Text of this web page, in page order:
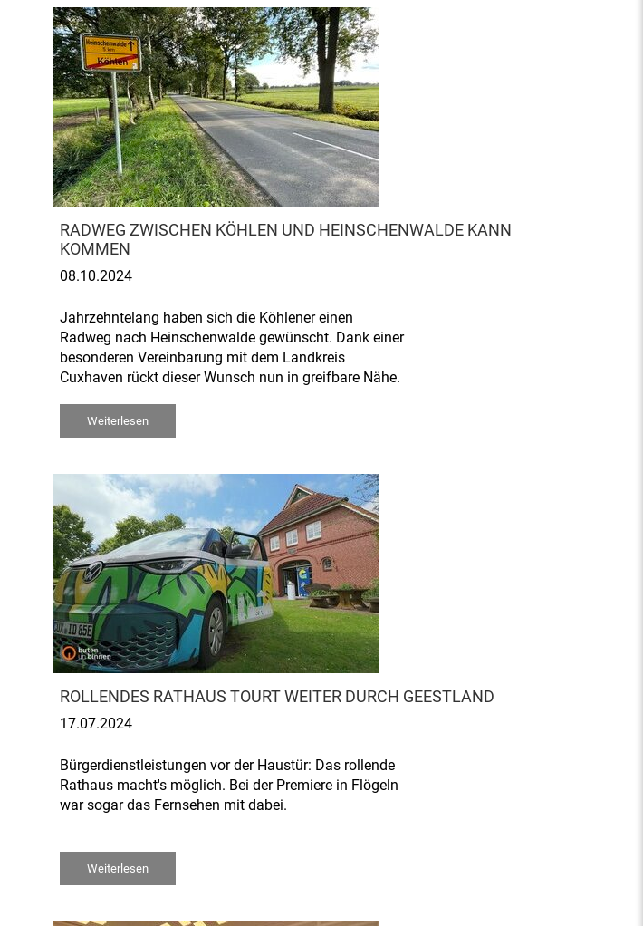
RADWEG ZWISCHEN KÖHLEN UND HEINSCHENWALDE KANN
KOMMEN
08.10.2024
Jahrzehntelang haben sich die Köhlener einen
Radweg nach Heinschenwalde gewünscht. Dank einer
besonderen Vereinbarung mit dem Landkreis
Cuxhaven rückt dieser Wunsch nun in greifbare Nähe.
Weiterlesen
ROLLENDES RATHAUS TOURT WEITER DURCH GEESTLAND
17.07.2024
Bürgerdienstleistungen vor der Haustür: Das rollende
Rathaus macht's möglich. Bei der Premiere in Flögeln
war sogar das Fernsehen mit dabei.
Weiterlesen